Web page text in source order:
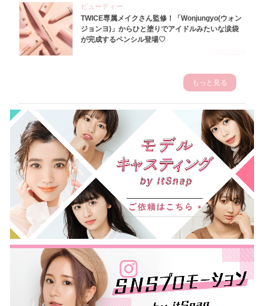
ビューティー
TWICE専属メイクさん監修！「Wonjungyo(ウォン
ジョンヨ)」からひと塗りでアイドルみたいな涙袋
が完成するペンシル登場♡
もっと見る